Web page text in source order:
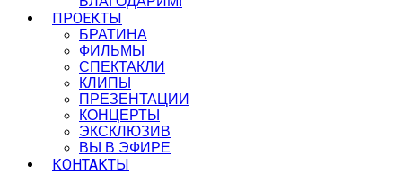
ПРОЕКТЫ
БРАТИНА
ФИЛЬМЫ
СПЕКТАКЛИ
КЛИПЫ
ПРЕЗЕНТАЦИИ
КОНЦЕРТЫ
ЭКСКЛЮЗИВ
ВЫ В ЭФИРЕ
КОНТАКТЫ